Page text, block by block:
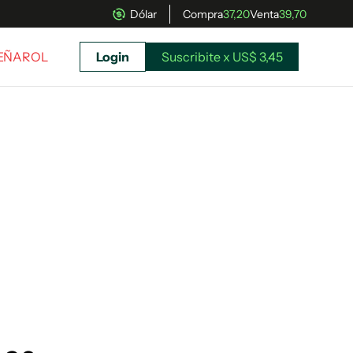
Dólar Compra37,20Venta39,70
Login Suscribite x US$ 3,45